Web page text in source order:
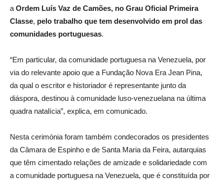
a Ordem Luís Vaz de Camões, no Grau Oficial Primeira
Classe, pelo trabalho que tem desenvolvido em prol das
comunidades portuguesas.
“Em particular, da comunidade portuguesa na Venezuela, por
via do relevante apoio que a Fundação Nova Era Jean Pina,
da qual o escritor e historiador é representante junto da
diáspora, destinou à comunidade luso-venezuelana na última
quadra natalícia”, explica, em comunicado.
Nesta cerimónia foram também condecorados os presidentes
da Câmara de Espinho e de Santa Maria da Feira, autarquias
que têm cimentado relações de amizade e solidariedade com
a comunidade portuguesa na Venezuela, que é constituída por